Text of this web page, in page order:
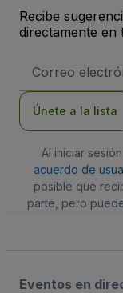
Recibe
directamente en
de
Únete a la lista
Al iniciar
acuerdo de
posible que
parte, pero
Eventos en